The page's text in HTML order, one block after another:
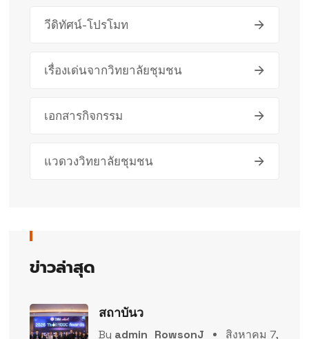
วีดิทัศน์-โปรโมท
เรื่องเด่นจากวิทยาลัยชุมชน
เอกสารกิจกรรม
แวดวงวิทยาลัยชุมชน
ข่าวล่าสุด
สถาบันว
By admin_RowsonJ สิงหาคม 7,